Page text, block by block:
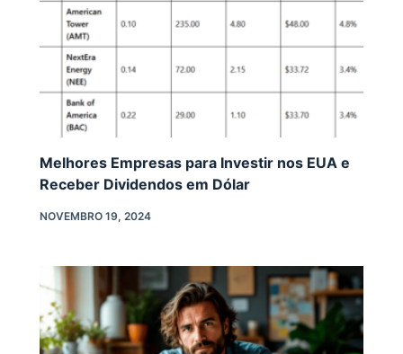
Melhores Empresas para Investir nos EUA e
Receber Dividendos em Dólar
NOVEMBRO 19, 2024